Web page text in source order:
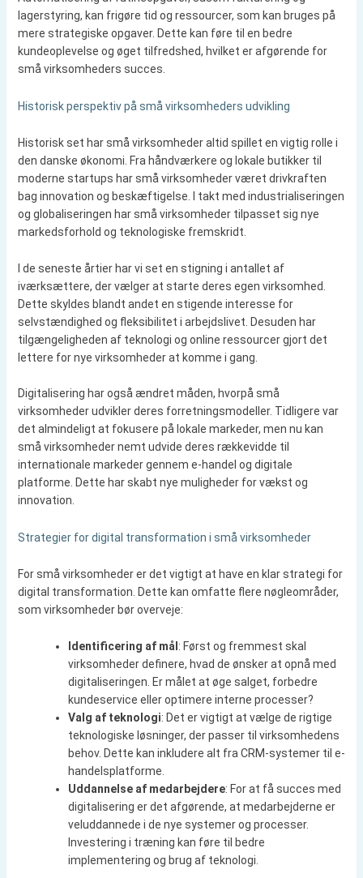
lagerstyring, kan frigøre tid og ressourcer, som kan bruges på
mere strategiske opgaver. Dette kan føre til en bedre
kundeoplevelse og øget tilfredshed, hvilket er afgørende for
små virksomheders succes.
Historisk perspektiv på små virksomheders udvikling
Historisk set har små virksomheder altid spillet en vigtig rolle i
den danske økonomi. Fra håndværkere og lokale butikker til
moderne startups har små virksomheder været drivkraften
bag innovation og beskæftigelse. I takt med industrialiseringen
og globaliseringen har små virksomheder tilpasset sig nye
markedsforhold og teknologiske fremskridt.
I de seneste årtier har vi set en stigning i antallet af
iværksættere, der vælger at starte deres egen virksomhed.
Dette skyldes blandt andet en stigende interesse for
selvstændighed og fleksibilitet i arbejdslivet. Desuden har
tilgængeligheden af teknologi og online ressourcer gjort det
lettere for nye virksomheder at komme i gang.
Digitalisering har også ændret måden, hvorpå små
virksomheder udvikler deres forretningsmodeller. Tidligere var
det almindeligt at fokusere på lokale markeder, men nu kan
små virksomheder nemt udvide deres rækkevidde til
internationale markeder gennem e-handel og digitale
platforme. Dette har skabt nye muligheder for vækst og
innovation.
Strategier for digital transformation i små virksomheder
For små virksomheder er det vigtigt at have en klar strategi for
digital transformation. Dette kan omfatte flere nøgleområder,
som virksomheder bør overveje:
Identificering af mål : Først og fremmest skal
virksomheder definere, hvad de ønsker at opnå med
digitaliseringen. Er målet at øge salget, forbedre
kundeservice eller optimere interne processer?
Valg af teknologi: Det er vigtigt at vælge de rigtige
teknologiske løsninger, der passer til virksomhedens
behov. Dette kan inkludere alt fra CRM-systemer til e-
handelsplatforme.
Uddannelse af medarbejdere: For at få succes med
digitalisering er det afgørende, at medarbejderne er
veluddannede i de nye systemer og processer.
Investering i træning kan føre til bedre
implementering og brug af teknologi.